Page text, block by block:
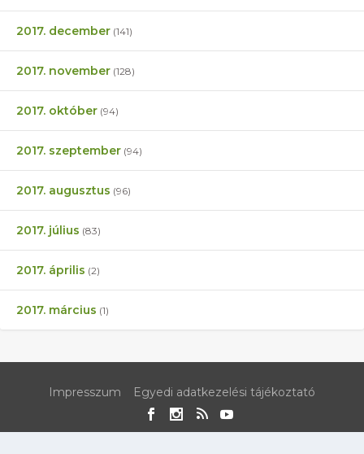
2017. december (141)
2017. november (128)
2017. október (94)
2017. szeptember (94)
2017. augusztus (96)
2017. július (83)
2017. április (2)
2017. március (1)
Impresszum Egyedi adatkezelési tájékoztató